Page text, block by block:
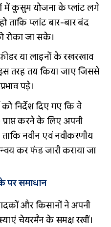
में कुसुम योजना के प्लांट लगे
ताकि प्लांट बार-बार बंद
रोका जा सके।
या लाइनों के रखरखाव
तरह तय किया जाए जिससे
पड़े।
निर्देश दिए गए कि वे
प्राप्त करने के लिए अपनी
ताकि नवीन एवं नवीकरणीय
कर फंड जारी कराया जा
पर समाधान
और किसानों ने अपनी
चेयरमैन के समक्ष रखीं।